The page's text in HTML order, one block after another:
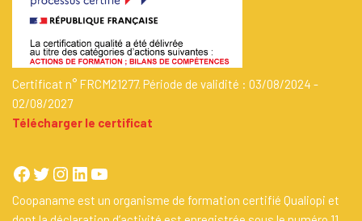
Certificat n° FRCM21277. Période de validité : 03/08/2024 -
02/08/2027
Télécharger le certificat
Coopaname est un organisme de formation certifié Qualiopi et